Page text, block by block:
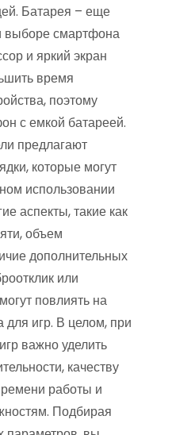
Батарея – еще
выборе смартфона
и яркий экран
время
поэтому
с емкой батареей.
предлагают
которые могут
использовании
аспекты, такие как
объем
дополнительных
или
повлиять на
игр. В целом, при
важно уделить
качеству
работы и
Подбирая